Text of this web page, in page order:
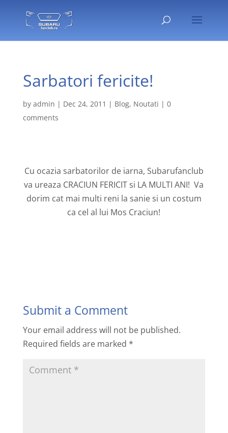
Sarbatori fericite!
by admin | Dec 24, 2011 | Blog, Noutati | 0
comments
Cu ocazia sarbatorilor de iarna, Subarufanclub
va ureaza CRACIUN FERICIT si LA MULTI ANI! Va
dorim cat mai multi reni la sanie si un costum
ca cel al lui Mos Craciun!
Submit a Comment
Your email address will not be published.
Required fields are marked *